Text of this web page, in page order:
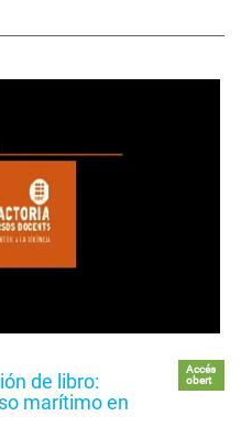
de libro:
marítimo en
Accés
obert